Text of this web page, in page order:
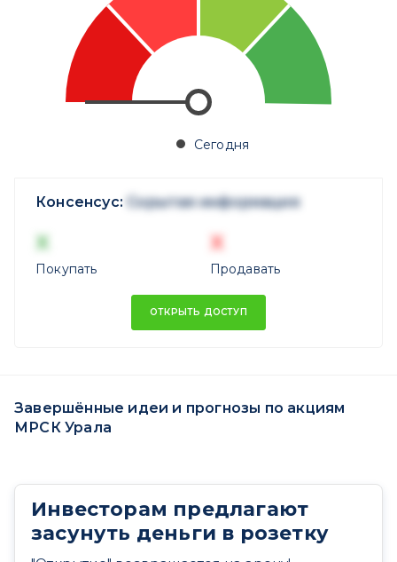
Сегодня
Консенсус: Скрытая информация
X
Покупать
X
Продавать
ОТКРЫТЬ ДОСТУП
Завершённые идеи и прогнозы по акциям
МРСК Урала
Инвесторам предлагают
засунуть деньги в розетку